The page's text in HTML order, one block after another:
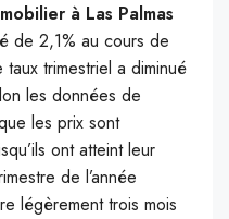
à Las Palmas
de 2,1% au cours de
trimestriel a diminué
les données de
les prix sont
ont atteint leur
de l’année
légèrement trois mois